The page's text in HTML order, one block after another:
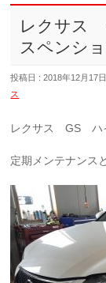
レクサス
スペンシ
投稿日 : 2018年12月17日
ス
レクサス GS ハ
定期メンテナンス